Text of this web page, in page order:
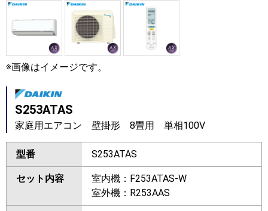
※画像はイメージです。
S253ATAS
家庭用エアコン 壁掛形 8畳用 単相100V
型番 S253ATAS
セット内容
室内機：F253ATAS-W
室外機：R253AAS